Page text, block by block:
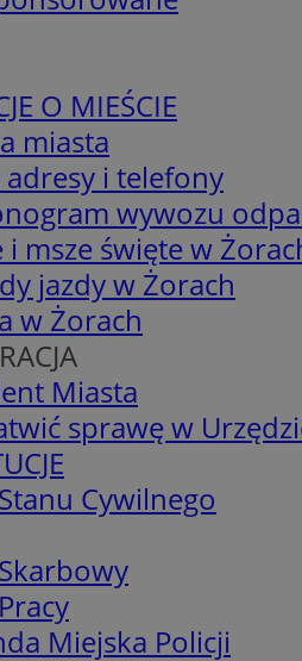
O MIEŚCIE
miasta
adresy i telefony
wywozu
i msze święte w
jazdy w Żorach
w Żorach
Miasta
sprawę w
Cywilnego
Miejska Policji